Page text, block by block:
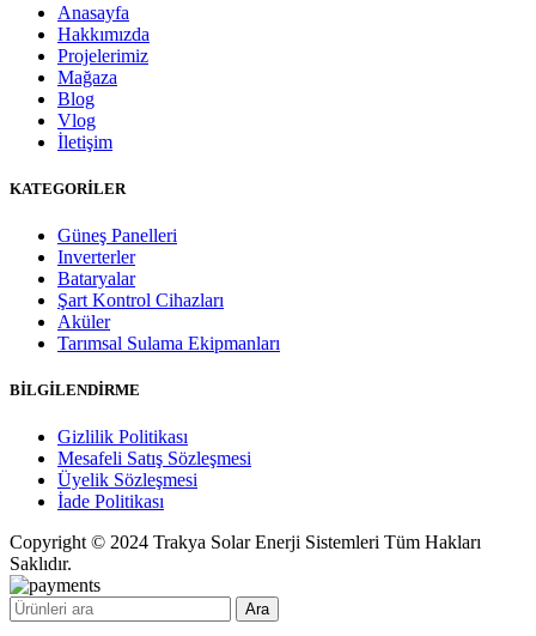
Anasayfa
Hakkımızda
Projelerimiz
Mağaza
Blog
Vlog
İletişim
KATEGORİLER
Güneş Panelleri
Inverterler
Bataryalar
Şart Kontrol Cihazları
Aküler
Tarımsal Sulama Ekipmanları
BİLGİLENDİRME
Gizlilik Politikası
Mesafeli Satış Sözleşmesi
Üyelik Sözleşmesi
İade Politikası
Copyright © 2024 Trakya Solar Enerji Sistemleri Tüm Hakları
Saklıdır.
Ara